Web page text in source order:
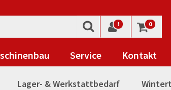
! 0
Service Kontakt
Lager- & Werkstattbedarf